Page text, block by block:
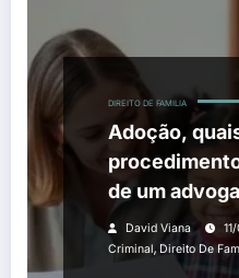
DIREITO DE FAMILIA
Adoção,
de um
David Viana
Criminal, Direito De